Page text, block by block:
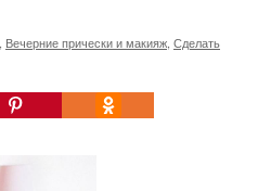
Вечерние прически и макияж Сделать